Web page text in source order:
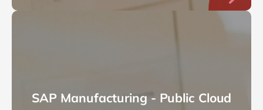
SAP Manufacturing - Public Cloud